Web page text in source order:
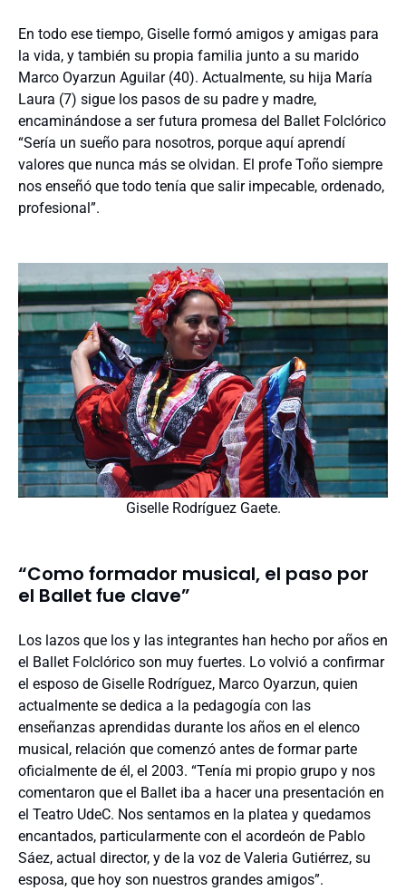
En todo ese tiempo, Giselle formó amigos y amigas para
la vida, y también su propia familia junto a su marido
Marco Oyarzun Aguilar (40). Actualmente, su hija María
Laura (7) sigue los pasos de su padre y madre,
encaminándose a ser futura promesa del Ballet Folclórico
“Sería un sueño para nosotros, porque aquí aprendí
valores que nunca más se olvidan. El profe Toño siempre
nos enseñó que todo tenía que salir impecable, ordenado,
profesional”.
Giselle Rodríguez Gaete.
“Como formador musical, el paso por
el Ballet fue clave”
Los lazos que los y las integrantes han hecho por años en
el Ballet Folclórico son muy fuertes. Lo volvió a confirmar
el esposo de Giselle Rodríguez, Marco Oyarzun, quien
actualmente se dedica a la pedagogía con las
enseñanzas aprendidas durante los años en el elenco
musical, relación que comenzó antes de formar parte
oficialmente de él, el 2003. “Tenía mi propio grupo y nos
comentaron que el Ballet iba a hacer una presentación en
el Teatro UdeC. Nos sentamos en la platea y quedamos
encantados, particularmente con el acordeón de Pablo
Sáez, actual director, y de la voz de Valeria Gutiérrez, su
esposa, que hoy son nuestros grandes amigos”.